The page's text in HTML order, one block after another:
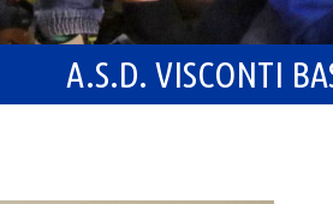
A.S.D. VISCONTI